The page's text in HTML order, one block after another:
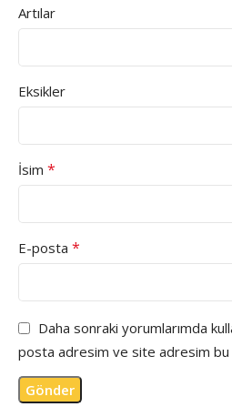
Artılar
Eksikler
İsim *
E-posta *
Daha sonraki yorumlarımda
posta adresim ve site adresim bu